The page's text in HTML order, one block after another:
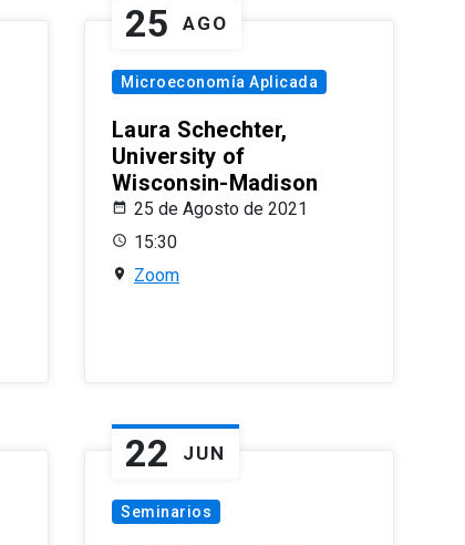
25 AGO
Microeconomía Aplicada
Laura Schechter,
University of
Wisconsin-Madison
25 de Agosto de 2021
15:30
Zoom
22 JUN
Seminarios